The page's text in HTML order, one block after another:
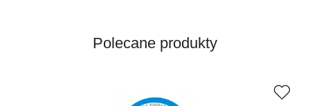
Polecane produkty